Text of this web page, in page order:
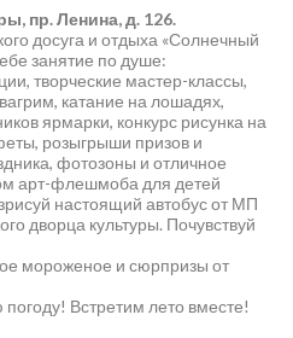
пр. Ленина, д. 126.
досуга и отдыха «Солнечный
занятие по душе:
творческие мастер-классы,
катание на лошадях,
ярмарки, конкурс рисунка на
розыгрыши призов и
фотозоны и отличное
арт-флешмоба для детей
настоящий автобус от МП
дворца культуры. Почувствуй
мороженое и сюрпризы от
Встретим лето вместе!